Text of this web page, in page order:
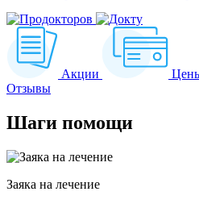
Акции
Отзывы
Шаги помощи
Заяка на лечение